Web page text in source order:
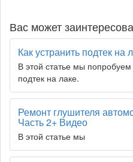
Вас может
Как устранить подтек на
В этой статье мы попробуем
подтек на лаке.
Ремонт глушителя
Часть 2+ Видео
В этой статье мы